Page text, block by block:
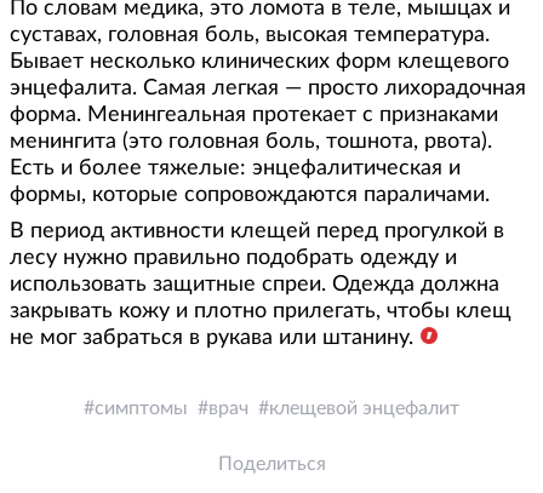
По словам медика, это ломота в теле, мышцах и
суставах, головная боль, высокая температура.
Бывает несколько клинических форм клещевого
энцефалита. Самая легкая — просто лихорадочная
форма. Менингеальная протекает с признаками
менингита (это головная боль, тошнота, рвота).
Есть и более тяжелые: энцефалитическая и
формы, которые сопровождаются параличами.
В период активности клещей перед прогулкой в
лесу нужно правильно подобрать одежду и
использовать защитные спреи. Одежда должна
закрывать кожу и плотно прилегать, чтобы клещ
не мог забраться в рукава или штанину.
симптомы врач клещевой энцефалит
Поделиться